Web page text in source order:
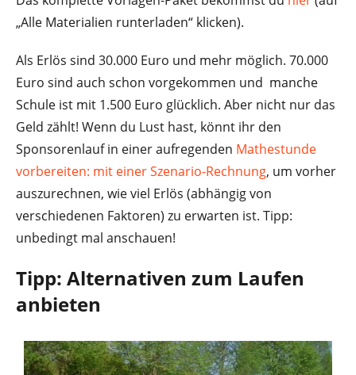
„Alle Materialien runterladen“ klicken).
Als Erlös sind 30.000 Euro und mehr möglich. 70.000
Euro sind auch schon vorgekommen und manche
Schule ist mit 1.500 Euro glücklich. Aber nicht nur das
Geld zählt! Wenn du Lust hast, könnt ihr den
Sponsorenlauf in einer aufregenden Mathestunde
vorbereiten: mit einer Szenario-Rechnung, um vorher
auszurechnen, wie viel Erlös (abhängig von
verschiedenen Faktoren) zu erwarten ist. Tipp:
unbedingt mal anschauen!
Tipp: Alternativen zum Laufen
anbieten